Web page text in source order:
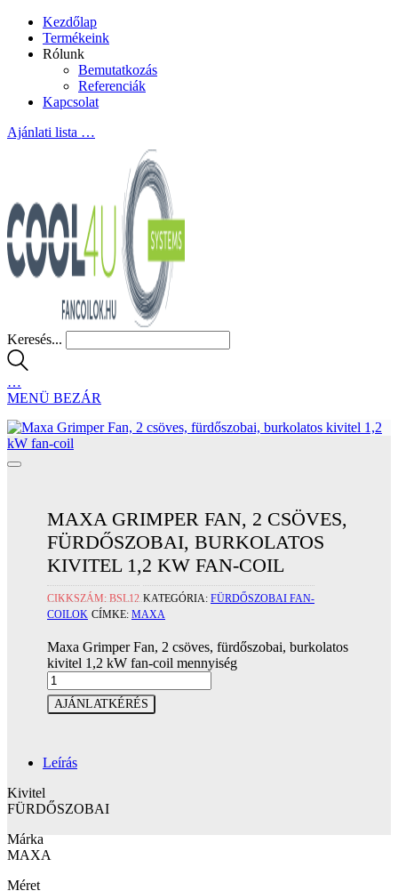
Kezdőlap
Termékeink
Rólunk
Bemutatkozás
Referenciák
Kapcsolat
Ajánlati lista …
Keresés...
…
MENÜ BEZÁR
MAXA GRIMPER FAN, 2 CSÖVES,
FÜRDŐSZOBAI, BURKOLATOS
KIVITEL 1,2 KW FAN-COIL
CIKKSZÁM:BSL12 KATEGÓRIA: FÜRDŐSZOBAI FAN-
COILOK CÍMKE: MAXA
Maxa Grimper Fan, 2 csöves, fürdőszobai, burkolatos
kivitel 1,2 kW fan-coil mennyiség
AJÁNLATKÉRÉS
Leírás
Kivitel
FÜRDŐSZOBAI
Márka
MAXA
Méret